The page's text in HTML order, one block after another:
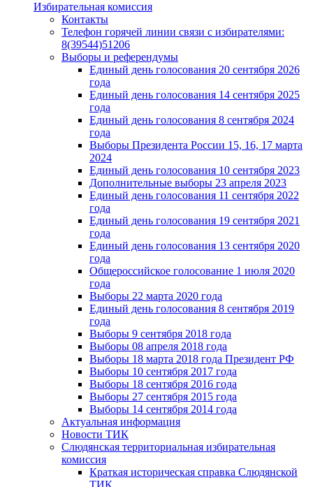
Избирательная комиссия
Контакты
Телефон горячей линии связи с избирателями:
8(39544)51206
Выборы и референдумы
Единый день голосования 20 сентября 2026
года
Единый день голосования 14 сентября 2025
года
Единый день голосования 8 сентября 2024
года
Выборы Президента России 15, 16, 17 марта
2024
Единый день голосования 10 сентября 2023
Дополнительные выборы 23 апреля 2023
Единый день голосования 11 сентября 2022
года
Единый день голосования 19 сентября 2021
года
Единый день голосования 13 сентября 2020
года
Общероссийское голосование 1 июля 2020
года
Выборы 22 марта 2020 года
Единый день голосования 8 сентября 2019
года
Выборы 9 сентября 2018 года
Выборы 08 апреля 2018 года
Выборы 18 марта 2018 года Президент РФ
Выборы 10 сентября 2017 года
Выборы 18 сентября 2016 года
Выборы 27 сентября 2015 года
Выборы 14 сентября 2014 года
Актуальная информация
Новости ТИК
Слюдянская территориальная избирательная
комиссия
Краткая историческая справка Слюдянской
ТИК